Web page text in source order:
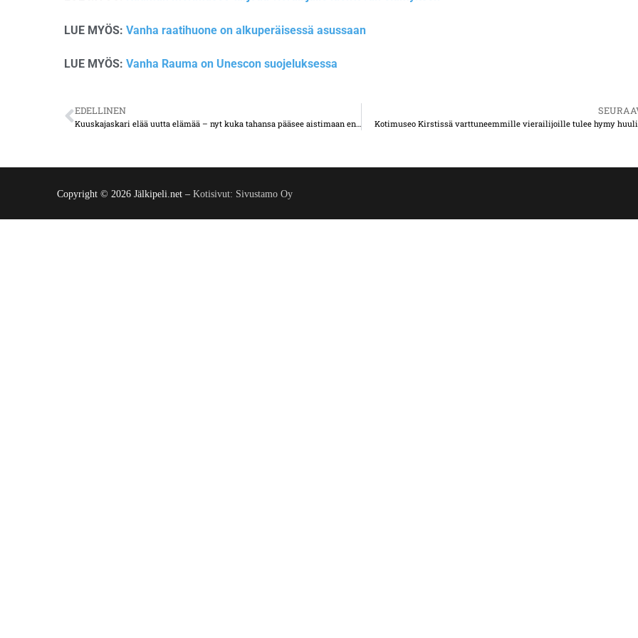
LUE MYÖS: Vanha raatihuone on alkuperäisessä asussaan
LUE MYÖS: Vanha Rauma on Unescon suojeluksessa
EDELLINEN
Kuuskajaskari elää uutta elämää – nyt kuka tahansa pääsee aistimaan entisen linnakesaaren tunnelmaa Kotimuseo Kirstissä varttuneemmille vierailijoille tulee hymy
Copyright © 2026 Jälkipeli.net – Kotisivut: Sivustamo Oy